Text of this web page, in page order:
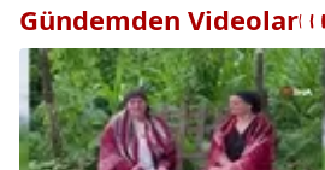
Gündemden Videolar